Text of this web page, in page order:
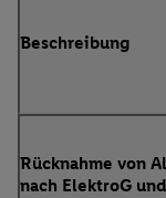
Beschreibung
Rücknahme von
nach ElektroG